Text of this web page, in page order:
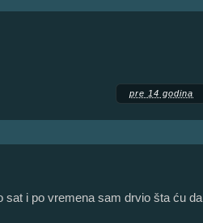
pre 14 godina
sat i po vremena sam drvio šta ću da